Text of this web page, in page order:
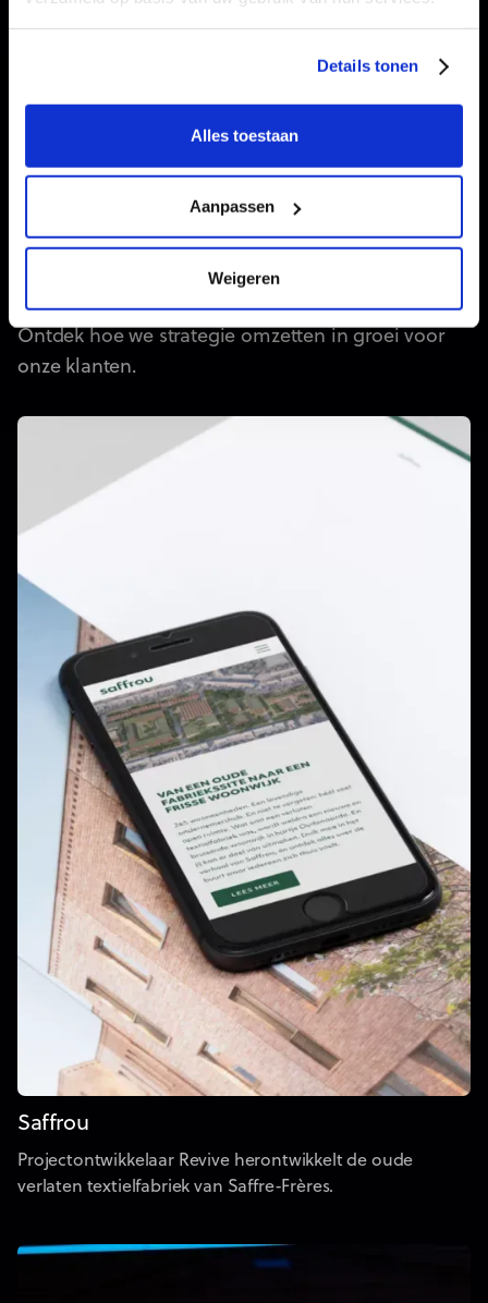
Details tonen
Alles toestaan
Aanpassen
Weigeren
er professioneel uitzien én bezoekers actief
naar een contact of aankoop leiden.
Cases met impact
Ontdek hoe we strategie omzetten in groei voor
onze klanten.
Saffrou
Projectontwikkelaar Revive herontwikkelt de oude
verlaten textielfabriek van Saffre-Frères.